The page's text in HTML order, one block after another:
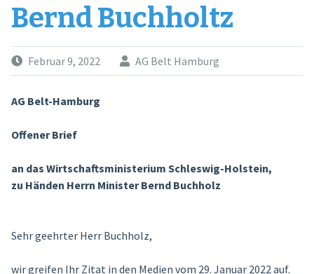
Bernd Buchholtz
Februar 9, 2022 AG Belt Hamburg
AG Belt-Hamburg
Offener Brief
an das Wirtschaftsministerium Schleswig-Holstein,
zu Händen Herrn Minister Bernd Buchholz
Sehr geehrter Herr Buchholz,
wir greifen Ihr Zitat in den Medien vom 29. Januar 2022 auf.